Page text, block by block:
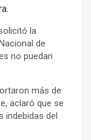
la
de
no puedan
más de
aclaró que se
indebidas del